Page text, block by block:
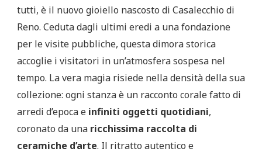
tutti, è il nuovo gioiello nascosto di Casalecchio di
Reno. Ceduta dagli ultimi eredi a una fondazione
per le visite pubbliche, questa dimora storica
accoglie i visitatori in un’atmosfera sospesa nel
tempo. La vera magia risiede nella densità della sua
collezione: ogni stanza è un racconto corale fatto di
arredi d’epoca e infiniti oggetti quotidiani,
coronato da una ricchissima raccolta di
ceramiche d’arte. Il ritratto autentico e